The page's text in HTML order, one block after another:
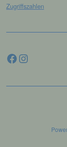
Zugriffszahlen
Facebook
Stelle
k)